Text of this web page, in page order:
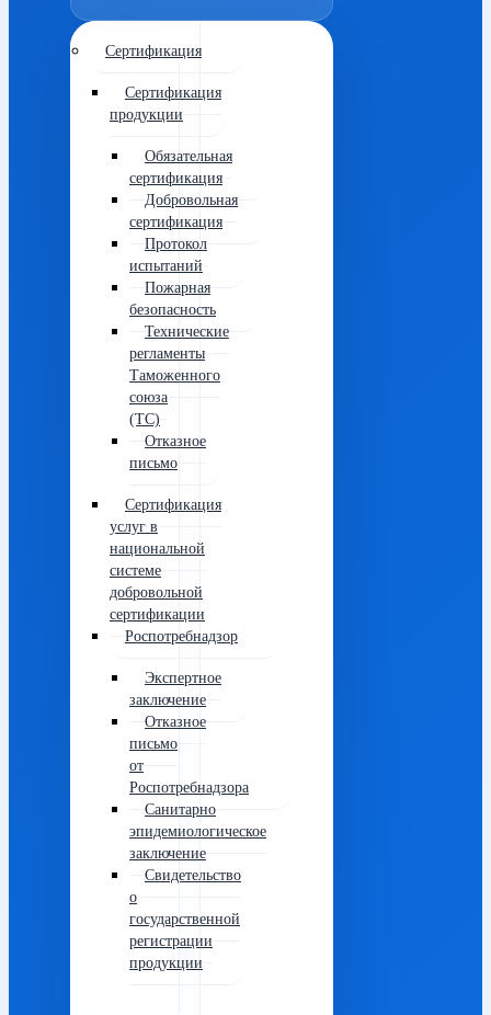
Сертификация
Сертификация
продукции
Обязательная
сертификация
Добровольная
сертификация
Протокол
испытаний
Пожарная
безопасность
Технические
регламенты
Таможенного
союза
(ТС)
Отказное
письмо
Сертификация
услуг в
национальной
системе
добровольной
сертификации
Роспотребнадзор
Экспертное
заключение
Отказное
письмо
от
Роспотребнадзора
Санитарно
эпидемиологическое
заключение
Свидетельство
о
государственной
регистрации
продукции